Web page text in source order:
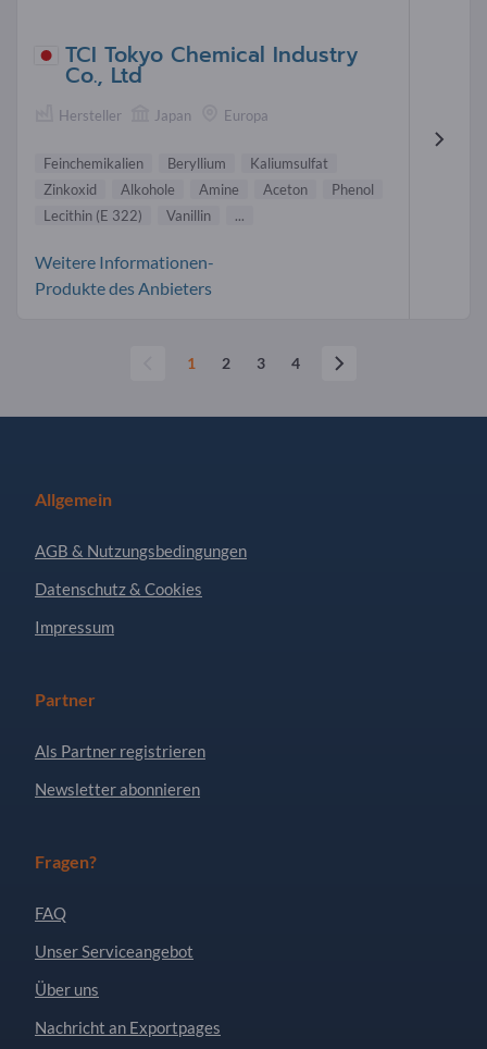
TCI Tokyo Chemical Industry
Co., Ltd
Hersteller Japan Europa
Feinchemikalien Beryllium
Kaliumsulfat
Zinkoxid
Alkohole Amine Aceton
Phenol
Lecithin (E 322)
Vanillin ...
Weitere Informationen-
Produkte des Anbieters
1 2 3 4
Allgemein
AGB & Nutzungsbedingungen
Datenschutz & Cookies
Impressum
Partner
Als Partner registrieren
Newsletter abonnieren
Fragen?
FAQ
Unser Serviceangebot
Über uns
Nachricht an Exportpages